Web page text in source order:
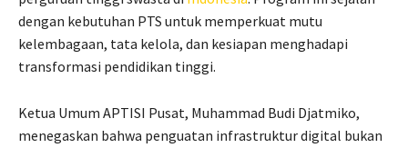
dengan kebutuhan PTS untuk memperkuat mutu
kelembagaan, tata kelola, dan kesiapan menghadapi
transformasi pendidikan tinggi.
Ketua Umum APTISI Pusat, Muhammad Budi Djatmiko,
menegaskan bahwa penguatan infrastruktur digital bukan